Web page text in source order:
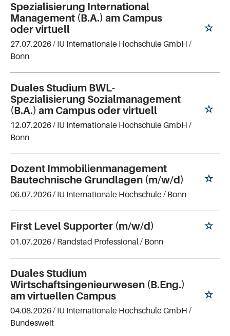
Spezialisierung International
Management (B.A.) am Campus
oder virtuell
27.07.2026 / IU Internationale Hochschule GmbH /
Bonn
Duales Studium BWL-
Spezialisierung Sozialmanagement
(B.A.) am Campus oder virtuell
12.07.2026 / IU Internationale Hochschule GmbH /
Bonn
Dozent Immobilienmanagement
Bautechnische Grundlagen (m/w/d)
06.07.2026 / IU Internationale Hochschule/ Bonn
First Level Supporter (m/w/d)
01.07.2026 / Randstad Professional/ Bonn
Duales Studium
Wirtschaftsingenieurwesen (B.Eng.)
am virtuellen Campus
04.08.2026 / IU Internationale Hochschule GmbH /
Bundesweit